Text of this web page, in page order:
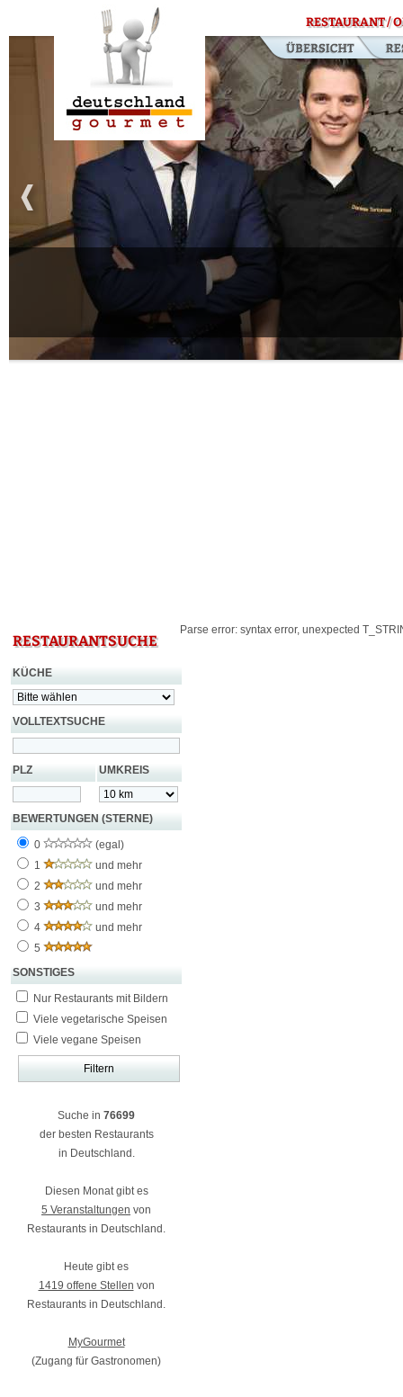
RESTAURANT /
RESTAURANTSUCHE
KÜCHE
VOLLTEXTSUCHE
PLZ UMKREIS
BEWERTUNGEN (STERNE)
0
(egal)
1
und mehr
2
und mehr
3
und mehr
4
und mehr
5
SONSTIGES
Nur Restaurants mit Bildern
Viele vegetarische Speisen
Viele vegane Speisen
Suche in 76699
der besten Restaurants
in Deutschland.
Diesen Monat gibt es
5 Veranstaltungen von
Restaurants in Deutschland.
Heute gibt es
1419 offene Stellen von
Restaurants in Deutschland.
MyGourmet
(Zugang für Gastronomen)
Parse error: syntax error, unexpected